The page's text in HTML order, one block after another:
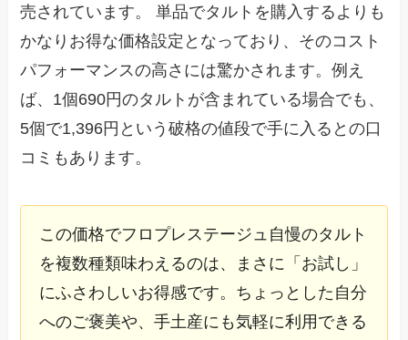
売されています。 単品でタルトを購入するよりも
かなりお得な価格設定となっており、そのコスト
パフォーマンスの高さには驚かされます。例え
ば、1個690円のタルトが含まれている場合でも、
5個で1,396円という破格の値段で手に入るとの口
コミもあります。
この価格でフロプレステージュ自慢のタルト
を複数種類味わえるのは、まさに「お試し」
にふさわしいお得感です。ちょっとした自分
へのご褒美や、手土産にも気軽に利用できる